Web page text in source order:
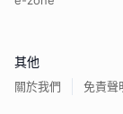
其他
關於我們 免責聲